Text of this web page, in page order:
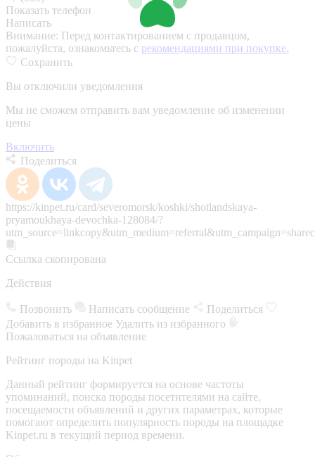
Показать телефон
Написать
Внимание: Перед контактированием с продавцом,
пожалуйста, ознакомьтесь с рекомендациями при покупке.
Сохранить
Вы отключили уведомления
Мы не сможем отправить вам уведомление об изменении
цены
Включить
Поделиться
https://kinpet.ru/card/severomorsk/koshki/shotlandskaya-
pryamoukhaya-devochka-128084/?
Ссылка скопирована
Действия
Позвонить Написать сообщение
Поделиться
Добавить в избранное Удалить из избранного
Пожаловаться на объявление
Рейтинг породы на Kinpet
Данный рейтинг формируется на основе частоты
упоминаний, поиска породы посетителями на сайте,
посещаемости объявлений и других параметрах, которые
помогают определить популярность породы на площадке
Kinpet.ru в текущий период времени.